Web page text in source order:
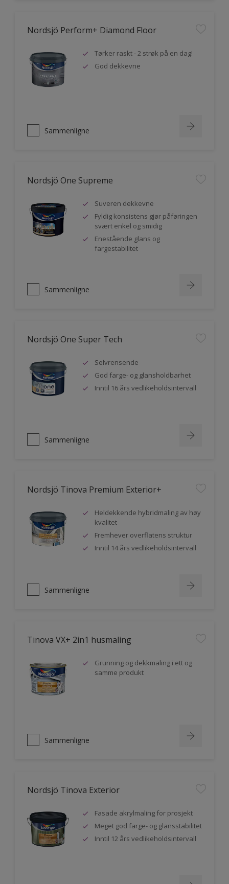
Nordsjö Perform+ Diamond Floor
Tørker raskt - 2 strøk på en dag!
God dekkevne
Sammenligne
Nordsjö One Supreme
Suveren dekkevne
Fyldig konsistens gjør påføringen
svært enkel og smidig
Enestående glans og
fargestabilitet
Sammenligne
Nordsjö One Super Tech
Selvrensende
God farge- og glansholdbarhet
Inntil 16 års vedlikeholdsintervall
Sammenligne
Nordsjö Tinova Premium Exterior+
Heldekkende hybridmaling av høy
kvalitet
Fremhever overflatens struktur
Inntil 14 års vedlikeholdsintervall
Sammenligne
Tinova VX+ 2in1 husmaling
Grunning og dekkmaling i ett og
samme produkt
Sammenligne
Nordsjö Tinova Exterior
Fasade akrylmaling for prosjekt
Meget god farge- og glansstabilitet
Inntil 12 års vedlikeholdsintervall